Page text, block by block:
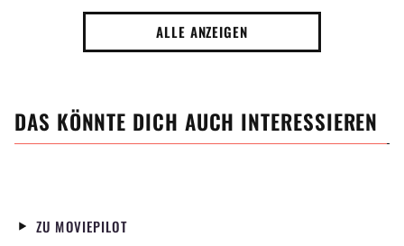
ALLE ANZEIGEN
DAS KÖNNTE DICH AUCH INTERESSIEREN
ZU MOVIEPILOT